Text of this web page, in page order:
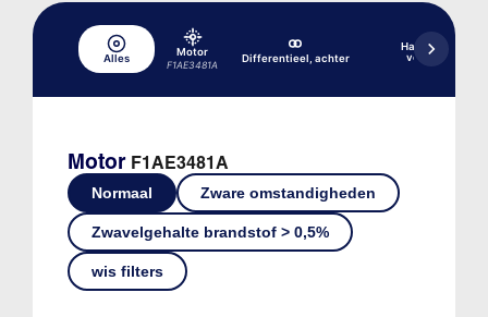
Alles
Motor
F1AE3481A
Differentieel, achter
versnellingsbak
2830.5 5/1
Motor F1AE3481A
Normaal Zware omstandigheden
Zwavelgehalte brandstof > 0,5%
wis filters